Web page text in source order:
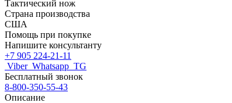
Тактический нож
Страна производства
США
Помощь при покупке
Напишите консультанту
+7 905 224-21-11
Viber Whatsapp TG
Бесплатный звонок
8-800-350-55-43
Описание